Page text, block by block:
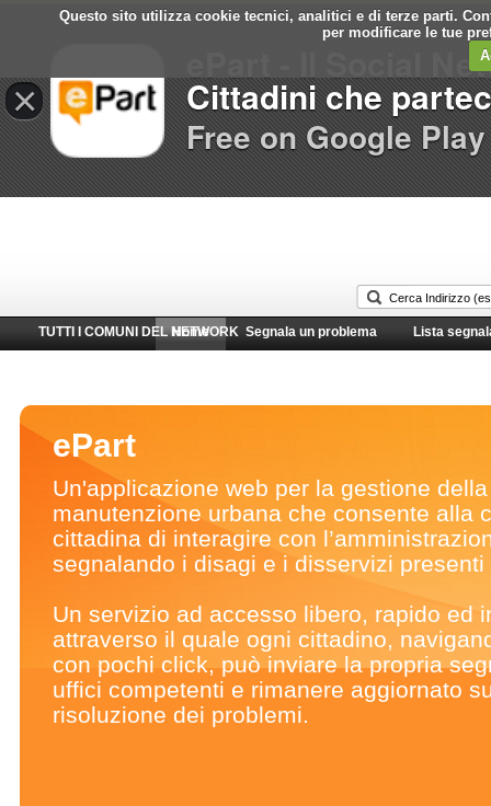
Questo sito utilizza cookie tecnici, analitici e di terze parti.
per modificare le tue
TUTTI I COMUNI DEL NETWORK
Home Segnala un problema Lista
ePart
Un'applicazione web per la gestione della
manutenzione urbana che consente alla
cittadina di interagire con
segnalando i disagi e i disservizi presenti
Un servizio ad accesso libero, rapido ed
attraverso il quale ogni cittadino,
con pochi click, può inviare la propria
uffici competenti e rimanere aggiornato
risoluzione dei problemi.
×
ePart - Il Social
Cittadini che
Free on Google Play